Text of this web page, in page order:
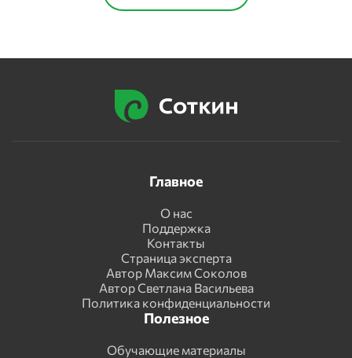
Главное
О нас
Поддержка
Контакты
Страница эксперта
Автор Максим Соколов
Автор Светлана Васильева
Политика конфиденциальности
Полезное
Обучающие материалы